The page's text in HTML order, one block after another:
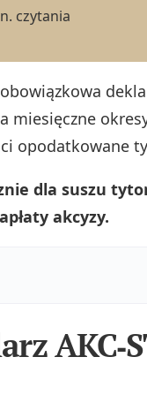
czytania
miesięczne
opodatkowane
dla suszu
akcyzy.